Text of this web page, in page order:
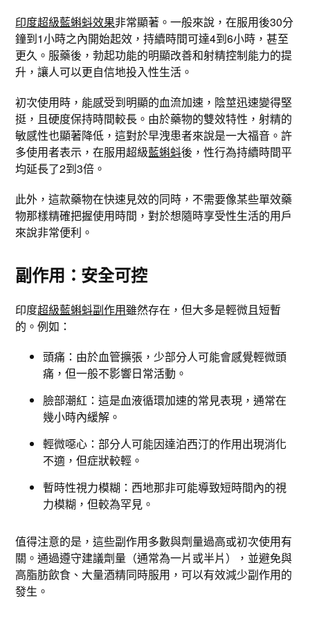
印度超級藍蝌蚪效果非常顯著。一般來說，在服用後30分
鐘到1小時之內開始起效，持續時間可達4到6小時，甚至
更久。服藥後，勃起功能的明顯改善和射精控制能力的提
升，讓人可以更自信地投入性生活。
初次使用時，能感受到明顯的血流加速，陰莖迅速變得堅
挺，且硬度保持時間較長。由於藥物的雙效特性，射精的
敏感性也顯著降低，這對於早洩患者來說是一大福音。許
多使用者表示，在服用超級藍蝌蚪後，性行為持續時間平
均延長了2到3倍。
此外，這款藥物在快速見效的同時，不需要像某些單效藥
物那樣精確把握使用時間，對於想隨時享受性生活的用戶
來說非常便利。
副作用：安全可控
印度超級藍蝌蚪副作用雖然存在，但大多是輕微且短暫
的。例如：
頭痛：由於血管擴張，少部分人可能會感覺輕微頭
痛，但一般不影響日常活動。
臉部潮紅：這是血液循環加速的常見表現，通常在
幾小時內緩解。
輕微噁心：部分人可能因達泊西汀的作用出現消化
不適，但症狀較輕。
暫時性視力模糊：西地那非可能導致短時間內的視
力模糊，但較為罕見。
值得注意的是，這些副作用多數與劑量過高或初次使用有
關。通過遵守建議劑量（通常為一片或半片），並避免與
高脂肪飲食、大量酒精同時服用，可以有效減少副作用的
發生。